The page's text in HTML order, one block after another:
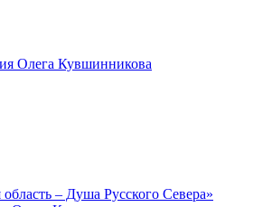
Олега Кувшинникова
– Душа Русского Севера»